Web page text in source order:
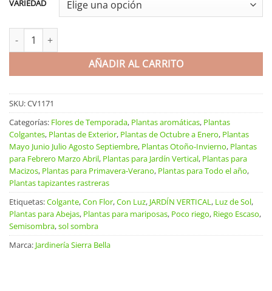
VARIEDAD
Romero cantidad
AÑADIR AL CARRITO
SKU:CV1171
Categorías: Flores de Temporada, Plantas aromáticas, Plantas
Colgantes, Plantas de Exterior, Plantas de Octubre a Enero, Plantas
Mayo Junio Julio Agosto Septiembre, Plantas Otoño-Invierno, Plantas
para Febrero Marzo Abril, Plantas para Jardín Vertical, Plantas para
Macizos, Plantas para Primavera-Verano, Plantas para Todo el año,
Plantas tapizantes rastreras
Etiquetas:Colgante,Con Flor,Con Luz, JARDÍN VERTICAL, Luz de Sol,
Plantas para Abejas, Plantas para mariposas, Poco riego, Riego Escaso,
Semisombra,sol sombra
Marca: Jardinería Sierra Bella